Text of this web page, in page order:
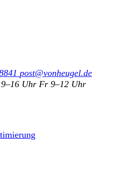
post@vonheugel.de
Uhr Fr 9–12 Uhr